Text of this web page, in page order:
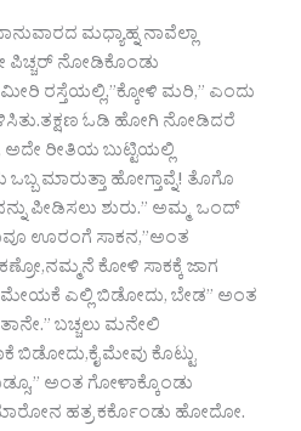
ಮಧ್ಯಾಹ್ನ ನಾವೆಲ್ಲಾ
ಪಿಚ್ಚರ್ ನೋಡಿಕೊಂಡು
ರಸ್ತೆಯಲ್ಲಿ,”ಕ್ಕೋಳಿ ಮರಿ,” ಎಂದು
ಓಡಿ ಹೋಗಿ ನೋಡಿದರೆ
ರೀತಿಯ ಬುಟ್ಟಿಯಲ್ಲಿ
ಮಾರುತ್ತಾ ಹೋಗ್ತಾವ್ನೆ! ತೊಗೊ
ಪೀಡಿಸಲು ಶುರು.” ಅಮ್ಮ ಒಂದ್
ಊರಂಗೆ ಸಾಕನ,”ಅಂತ
ಕೋಳಿ ಸಾಕಕ್ಕೆ ಜಾಗ
ಮೇಯಕೆ ಎಲ್ಲಿ ಬಿಡೋದು, ಬೇಡ” ಅಂತ
ಬಚ್ಚಲು ಮನೇಲಿ
ಬಿಡೋದು,ಕೈ ಮೇವು ಕೊಟ್ಟು
ಅಂತ ಗೋಳಾಕ್ಕೊಂಡು
ಹತ್ರ ಕರ್ಕೊಂಡು ಹೋದೋ.